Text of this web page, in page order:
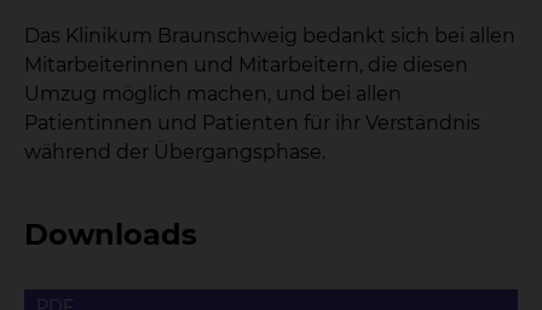
Das Klinikum Braunschweig bedankt sich bei allen
Mitarbeiterinnen und Mitarbeitern, die diesen
Umzug möglich machen, und bei allen
Patientinnen und Patienten für ihr Verständnis
während der Übergangsphase.
Downloads